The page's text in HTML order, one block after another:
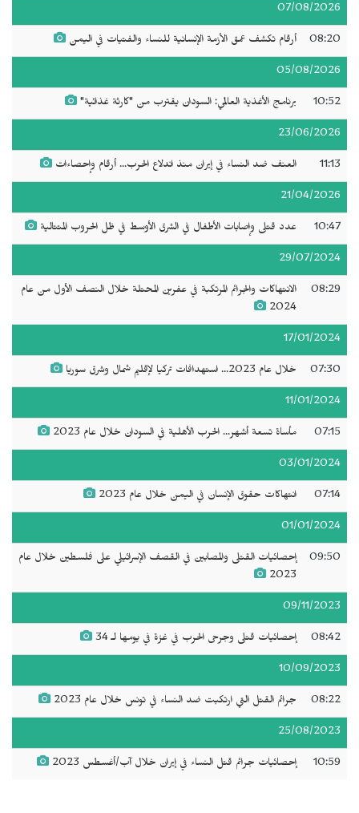
07/08/2026
08:20 أرقام تكشف عمق الأزمة الإنسانية للنساء والفتيات في اليمن
05/08/2026
10:52 برنامج الأغذية العالمي: السودان يقترب من "كارثة غذائية"
23/06/2026
11:13 العنف ضد النساء في إيران منذ اندلاع الحرب... أرقام وإحصاءات
21/04/2026
10:47 عدد قتلى وإصابات الأطفال في الشرق الأوسط في ظل الحروب المتتالية
29/07/2024
08:29
الانتهاكات والجرائم المرتكبة في عفرين المحتلة خلال النصف الأول من عام
2024
17/01/2024
07:30 خلال عام 2023... استهدافات تركيا لإقليم شمال وشرق سوريا
11/01/2024
07:15 مأساة تسعة أشهر... الحرب الأهلية في السودان خلال عام 2023
03/01/2024
07:14 انتهاكات حقوق الإنسان في اليمن خلال عام 2023
01/01/2024
09:50
إحصائيات القتلى والمصابين في القصف الإسرائيلي على فلسطين خلال عام
2023
09/11/2023
08:42 إحصائيات قتلى وجرحى الحرب في غزة في يومها لـ 34
10/09/2023
08:22 جرائم القتل التي ارتكبت ضد النساء في تونس خلال عام 2023
25/08/2023
10:59 إحصائيات جرائم قتل النساء في إيران خلال آب/أغسطس 2023